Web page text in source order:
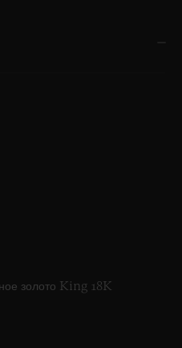
золото King 18K